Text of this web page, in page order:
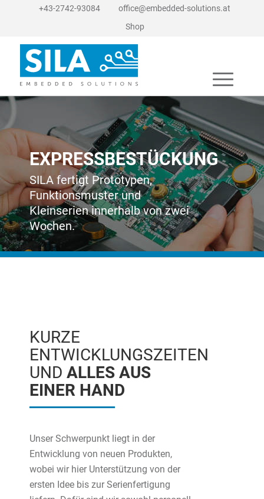
+43-2742-93084
office@embedded-solutions.at
Shop
EXPRESSBESTÜCKUNG
SILA fertigt Prototypen,
Funktionsmuster und
Kleinserien innerhalb von zwei
Wochen.
KURZE
ENTWICKLUNGSZEITEN
UND ALLES AUS
EINER HAND
Unser Schwerpunkt liegt in der
Entwicklung von neuen Produkten,
wobei wir hier Unterstützung von der
ersten Idee bis zur Serienfertigung